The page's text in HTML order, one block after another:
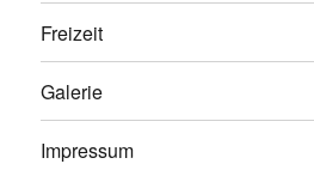
Freizeit
Galerie
Impressum